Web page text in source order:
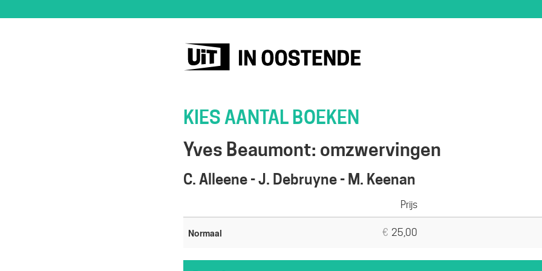
KIES AANTAL BOEKEN
Yves Beaumont: omzwervingen
C. Alleene - J. Debruyne - M. Keenan
Prijs
Normaal € 25,00